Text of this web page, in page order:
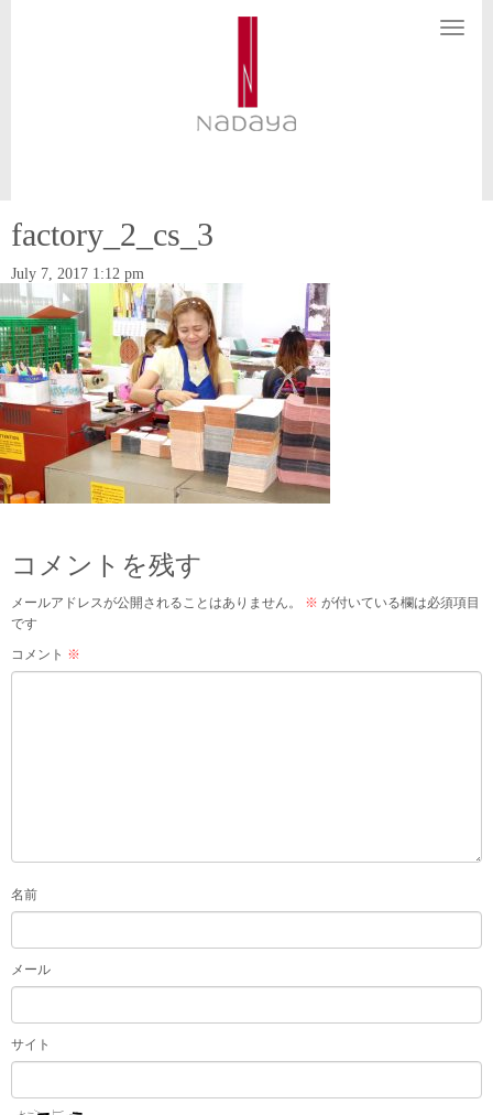
N
factory_2_cs_3
July 7, 2017 1:12 pm
コメントを残す
メールアドレスが公開されることはありません。 ※ が付いている欄は必須項目
です
コメント ※
名前
メール
サイト